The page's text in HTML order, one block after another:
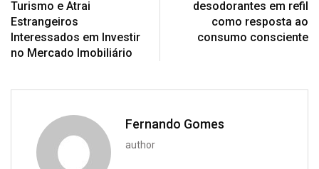
Turismo e Atrai
Estrangeiros
Interessados em Investir
no Mercado Imobiliário
desodorantes em refil
como resposta ao
consumo consciente
Fernando Gomes
author